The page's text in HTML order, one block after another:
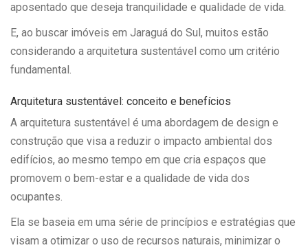
aposentado que deseja tranquilidade e qualidade de vida.
E, ao buscar imóveis em Jaraguá do Sul, muitos estão
considerando a arquitetura sustentável como um critério
fundamental.
Arquitetura sustentável: conceito e benefícios
A arquitetura sustentável é uma abordagem de design e
construção que visa a reduzir o impacto ambiental dos
edifícios, ao mesmo tempo em que cria espaços que
promovem o bem-estar e a qualidade de vida dos
ocupantes.
Ela se baseia em uma série de princípios e estratégias que
visam a otimizar o uso de recursos naturais, minimizar o